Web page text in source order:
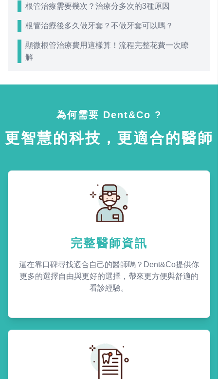
根管治療需要幾次？治療分多次的3種原因
根管治療後多久做牙套？不做牙套可以嗎？
顯微根管治療費用這樣算！流程完整花費一次瞭
解
為何需要 Dent&Co ?
更智慧的科技，更適合的醫師
完整醫師資訊
還在靠口碑尋找適合自己的醫師嗎？Dent&Co提供你
更多的選擇自由與更好的選擇，帶來更方便與舒適的
看診經驗。